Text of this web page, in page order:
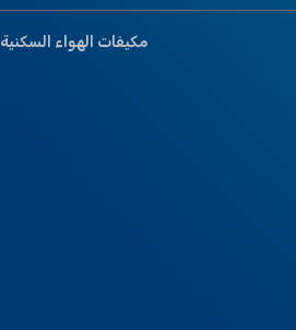
مكيفات الهواء السكنية